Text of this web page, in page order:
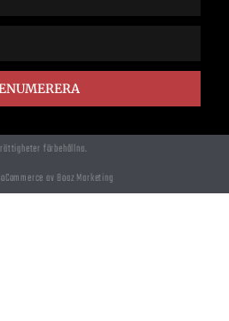
förbehållna.
av Boaz Marketing